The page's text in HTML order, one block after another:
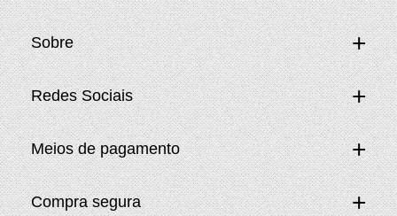
Sobre
Redes Sociais
Meios de pagamento
Compra segura